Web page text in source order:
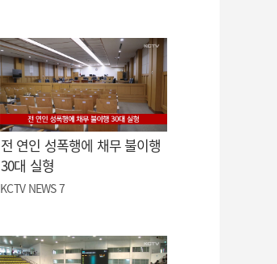
전 연인 성폭행에 채무 불이행
30대 실형
KCTV NEWS 7